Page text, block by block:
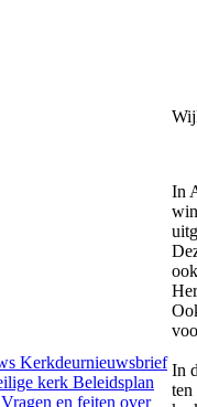
Kerkdeurnieuwsbrief
kerk Beleidsplan
Vragen en feiten over
In
In
ten